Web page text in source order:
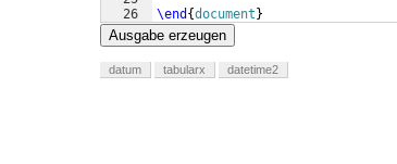
26
\end {document }
Ausgabe erzeugen
datum tabularx datetime2